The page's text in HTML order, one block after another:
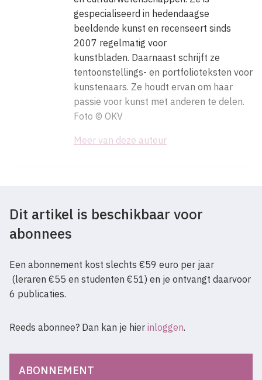
gespecialiseerd in hedendaagse
beeldende kunst en recenseert sinds
2007 regelmatig voor
kunstbladen. Daarnaast schrijft ze
tentoonstellings- en portfolioteksten voor
kunstenaars. Ze houdt ervan om haar
passie voor kunst met anderen te delen.
Foto © OKV
Meer van deze auteur
Dit artikel is beschikbaar voor
abonnees
Een abonnement kost slechts €59 euro per jaar
(leraren €55 en studenten €51) en je ontvangt daarvoor
6 publicaties.
Reeds abonnee? Dan kan je hier inloggen.
ABONNEMENT